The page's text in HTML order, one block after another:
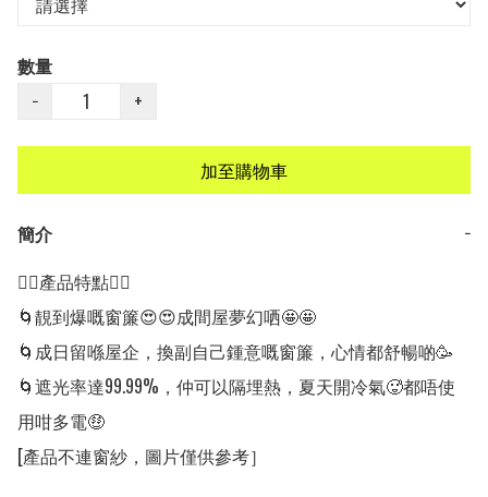
數量
−
+
加至購物車
簡介
−
👍🏻產品特點👍🏻
🌀靚到爆嘅窗簾😍😍成間屋夢幻哂🤩🤩
🌀成日留喺屋企，換副自己鍾意嘅窗簾，心情都舒暢啲🥳
🌀遮光率達99.99%，仲可以隔埋熱，夏天開冷氣🥵都唔使
用咁多電🤑
[產品不連窗紗，圖片僅供參考］